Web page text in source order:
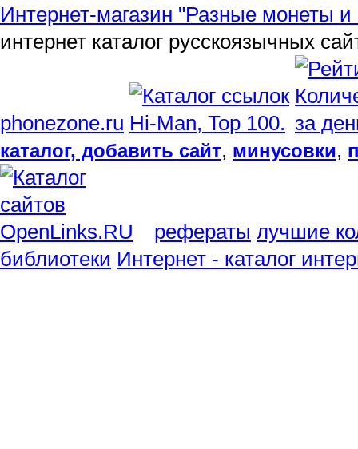
Интернет-магазин "Разные монеты и
интернет каталог русскоязычных
phonezone.ru
каталог, добавить сайт, минусовки,
рефераты лучшие
библиотеки Интернет - каталог